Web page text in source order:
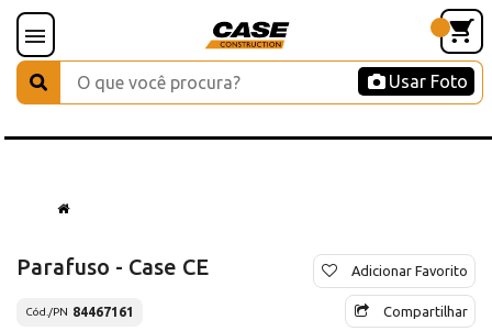
Usar Foto
Parafuso - Case CE
Cód./PN 84467161
Adicionar Favorito
Compartilhar